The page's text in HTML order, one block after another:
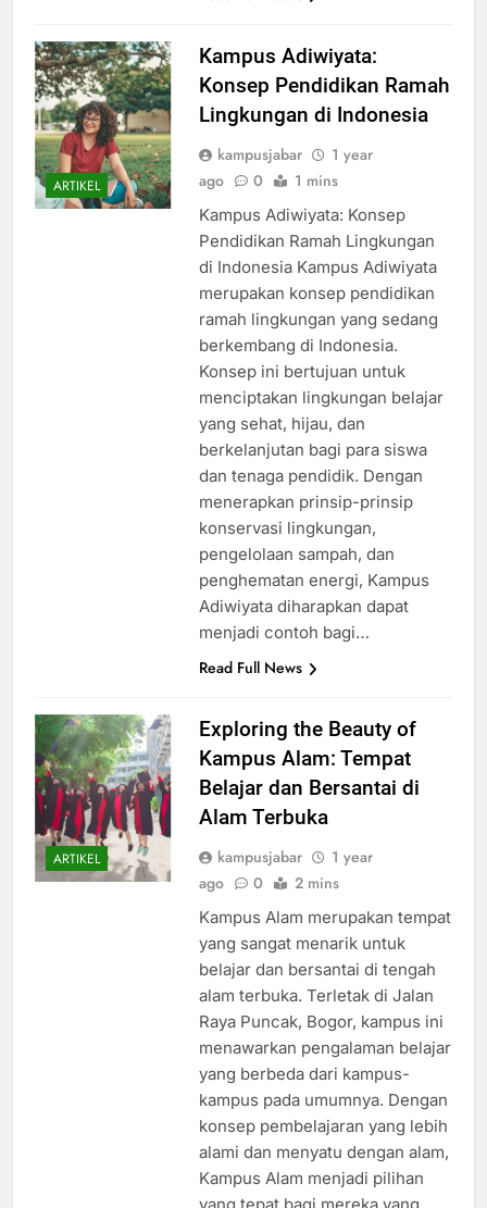
ARTIKEL
Kampus Adiwiyata:
Konsep Pendidikan Ramah
Lingkungan di Indonesia
kampusjabar
1 year
Kampus Adiwiyata: Konsep
Pendidikan Ramah Lingkungan
di Indonesia Kampus Adiwiyata
merupakan konsep pendidikan
ramah lingkungan yang sedang
berkembang di Indonesia.
Konsep ini bertujuan untuk
menciptakan lingkungan belajar
yang sehat, hijau, dan
berkelanjutan bagi para siswa
dan tenaga pendidik. Dengan
menerapkan prinsip-prinsip
konservasi lingkungan,
pengelolaan sampah, dan
penghematan energi, Kampus
Adiwiyata diharapkan dapat
ARTIKEL
Exploring the Beauty of
Kampus Alam: Tempat
Belajar dan Bersantai di
kampusjabar
1 year
Kampus Alam merupakan tempat
yang sangat menarik untuk
belajar dan bersantai di tengah
alam terbuka. Terletak di Jalan
Raya Puncak, Bogor, kampus ini
menawarkan pengalaman belajar
yang berbeda dari kampus-
kampus pada umumnya. Dengan
konsep pembelajaran yang lebih
alami dan menyatu dengan alam,
Kampus Alam menjadi pilihan